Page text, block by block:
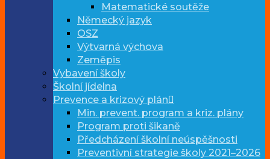
Matematické soutěže
Německý jazyk
OSZ
Výtvarná výchova
Zeměpis
Vybavení školy
Školní jídelna
Prevence a krizový plán
Min. prevent. program a kriz. plány
Program proti šikaně
Předcházení školní neúspěšnosti
Preventivní strategie školy 2021–2026